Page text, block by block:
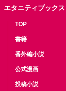
エタニティブックス
TOP
書籍
番外編小説
公式漫画
投稿小説